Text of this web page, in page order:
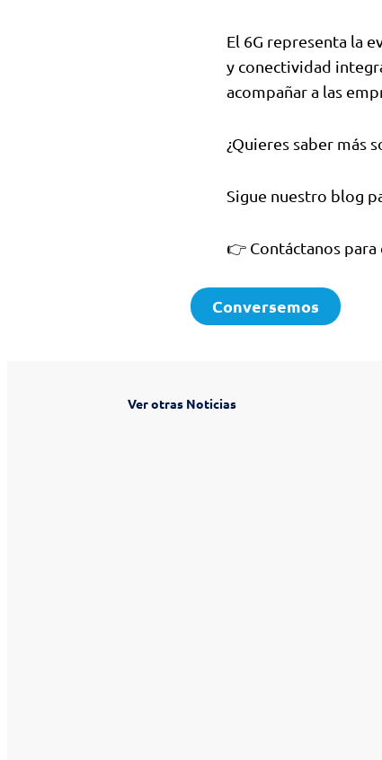
El 6G representa la
y conectividad
acompañar a las
¿Quieres saber más
Sigue nuestro blog
👉 Contáctanos
Conversemos
Ver otras Noticias